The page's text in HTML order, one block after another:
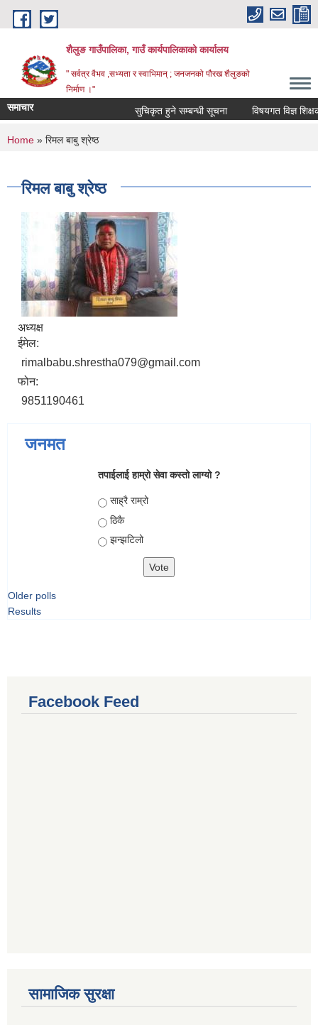
Skip to main content
शैलुङ गाउँपालिका, गाउँ कार्यपालिकाको कार्यालय
" सर्वत्र वैभव ,सभ्यता र स्वाभिमान् ; जनजनको पौरख शैलुङको
निर्माण ।"
समाचार सुचिकृत हुने सम्बन्धी सूचना विषयगत विज्ञ
You are here
Home » रिमल बाबु श्रेष्ठ
रिमल बाबु श्रेष्ठ
अध्यक्ष
ईमेल:
rimalbabu.shrestha079@gmail.com
फोन:
9851190461
जनमत
तपाईलाई हाम्रो सेवा कस्तो लाग्यो ?
Choices
साह्रै राम्रो
ठिकै
झन्झटिलो
Older polls
Results
Facebook Feed
सामाजिक सुरक्षा